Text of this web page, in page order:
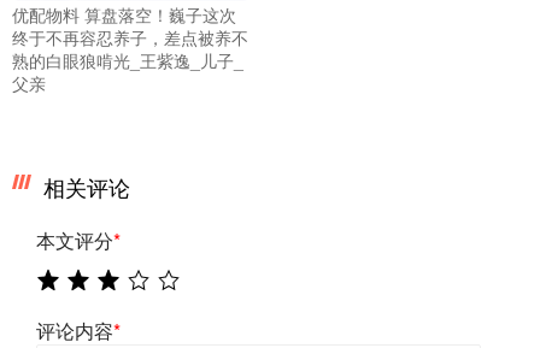
优配物料 算盘落空！巍子这次
终于不再容忍养子，差点被养不
熟的白眼狼啃光_王紫逸_儿子_
父亲
相关评论
本文评分*
评论内容*